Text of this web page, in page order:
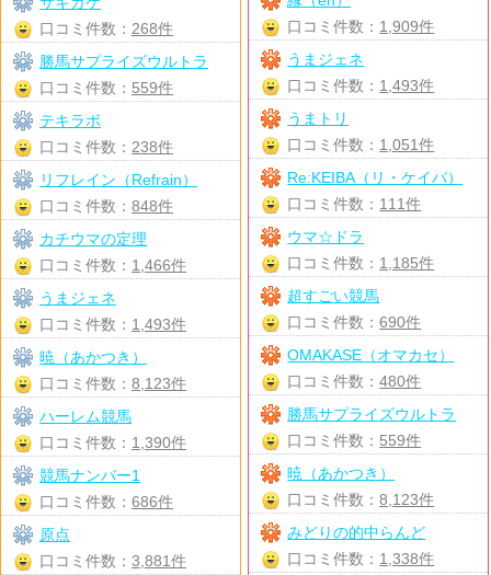
口コミ件数： 1,909件
うまジェネ
口コミ件数： 1,493件
うまトリ
口コミ件数： 1,051件
Re:KEIBA（リ・ケイバ）
口コミ件数： 111件
ウマ☆ドラ
口コミ件数： 1,185件
超すごい競馬
口コミ件数：690件
OMAKASE（オマカセ）
口コミ件数：480件
勝馬サプライズウルトラ
口コミ件数： 559件
暁（あかつき）
口コミ件数：8,123件
みどりの的中らんど
口コミ件数： 1,338件
口コミ件数： 268件
勝馬サプライズウルトラ
口コミ件数： 559件
テキラボ
口コミ件数： 238件
リフレイン（Refrain）
口コミ件数： 848件
カチウマの定理
口コミ件数： 1,466件
うまジェネ
口コミ件数： 1,493件
暁（あかつき）
口コミ件数： 8,123件
ハーレム競馬
口コミ件数： 1,390件
競馬ナンバー1
口コミ件数： 686件
原点
口コミ件数： 3,881件